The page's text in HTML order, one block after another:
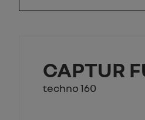
CAPTUR
techno 160